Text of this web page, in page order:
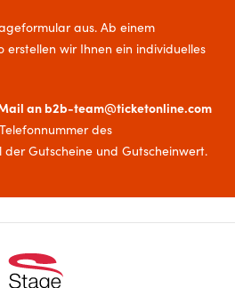
aus. Ab einem
erstellen wir Ihnen ein individuelles
an b2b-team@ticketonline.com
des
Gutscheine und Gutscheinwert.